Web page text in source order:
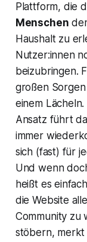
Plattform, die
Menschen
Haushalt zu
Nutzer:innen
beizubringen.
großen
einem
Ansatz führt
immer
sich (fast) für
Und wenn
heißt es
die Website
Community zu
stöbern, merkt